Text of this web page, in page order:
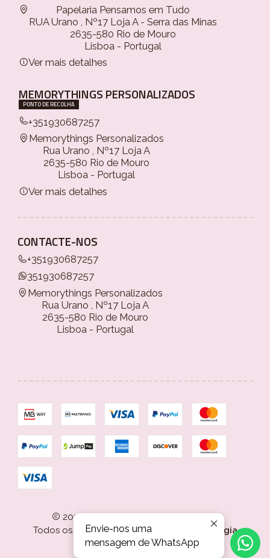
Papelaria Pensamos em Tudo
RUA Urano , Nº17 Loja A - Serra das Minas
2635-580 Rio de Mouro
Lisboa - Portugal
Ver mais detalhes
MEMORYTHINGS PERSONALIZADOS
PONTO DE RECOLHA
+351930687257
Memorythings Personalizados
Rua Urano , Nº17 Loja A
2635-580 Rio de Mouro
Lisboa - Portugal
Ver mais detalhes
CONTACTE-NOS
+351930687257
351930687257
Memorythings Personalizados
Rua Urano , Nº17 Loja A
2635-580 Rio de Mouro
Lisboa - Portugal
2026 Memorythings Personalizados.
Todos os Direitos Reservados.
Com tecnologia
Jumpseller.
Envie-nos uma
mensagem de WhatsApp